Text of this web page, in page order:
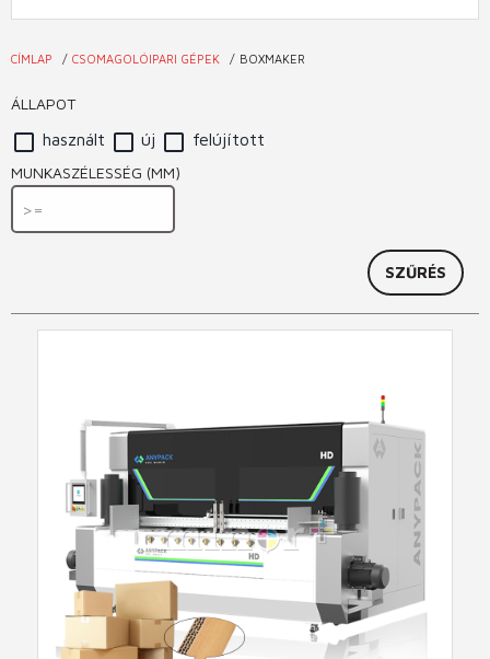
hely
CÍMLAP CSOMAGOLÓIPARI GÉPEK BOXMAKER
ÁLLAPOT
használt új felújított
MUNKASZÉLESSÉG (MM)